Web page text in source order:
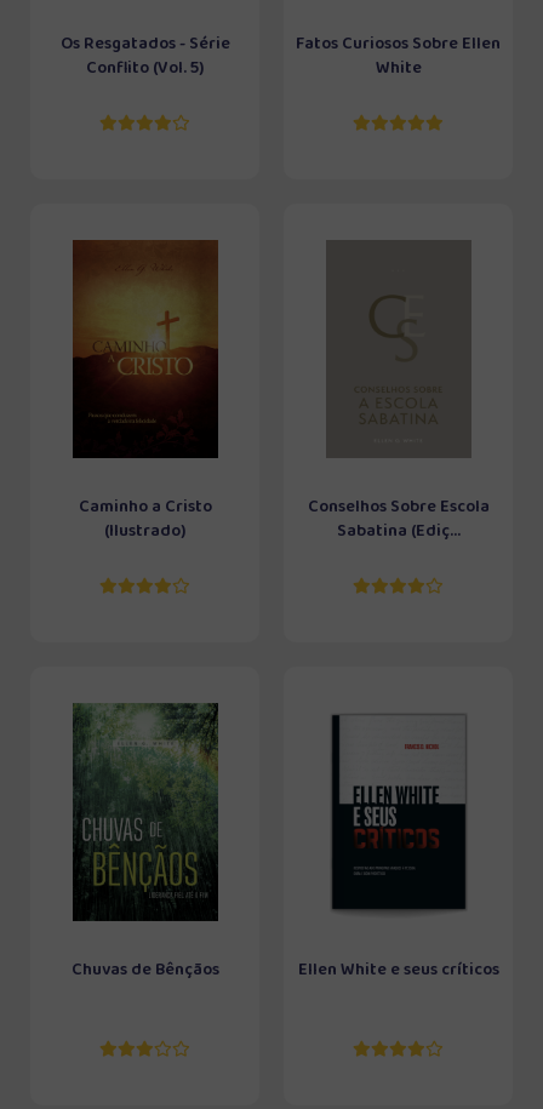
Os Resgatados - Série
Conflito (Vol. 5)
Fatos Curiosos Sobre Ellen
White
Caminho a Cristo
(Ilustrado)
Conselhos Sobre Escola
Sabatina (Ediç...
Chuvas de Bênçãos Ellen White e seus críticos